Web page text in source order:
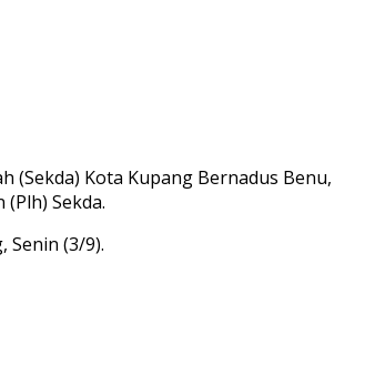
(Sekda) Kota Kupang Bernadus Benu,
Sekda.
Senin (3/9).